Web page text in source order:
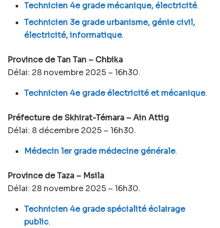
Technicien 4e grade mécanique, électricité.
Technicien 3e grade urbanisme, génie civil,
électricité, informatique.
Province de Tan Tan – Chbika
Délai: 28 novembre 2025 – 16h30.
Technicien 4e grade électricité et mécanique.
Préfecture de Skhirat-Témara – Ain Attig
Délai: 8 décembre 2025 – 16h30.
Médecin 1er grade médecine générale.
Province de Taza – Msila
Délai: 28 novembre 2025 – 16h30.
Technicien 4e grade spécialité éclairage
public.